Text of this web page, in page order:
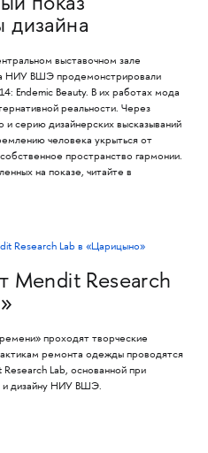
показ
дизайна
выставочном зале
НИУ ВШЭ продемонстрировали
Endemic Beauty. В их работах мода
реальности. Через
серию дизайнерских высказываний
человека укрыться от
пространство гармонии.
на показе, читайте в
Mendit Research
проходят творческие
ремонта одежды проводятся
Lab, основанной при
и дизайну НИУ ВШЭ.